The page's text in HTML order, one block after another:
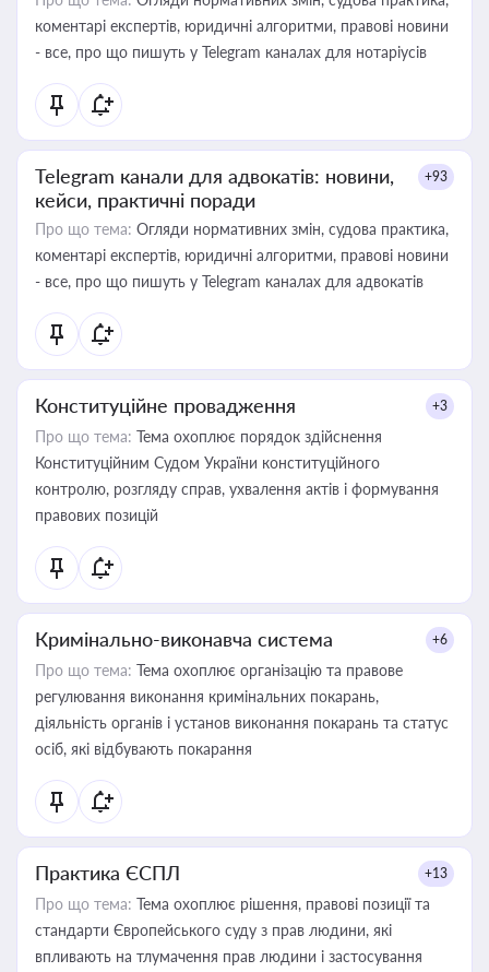
коментарі експертів, юридичні алгоритми, правові новини
- все, про що пишуть у Telegram каналах для нотаріусів
Telegram канали для адвокатів: новини,
кейси, практичні поради
+93
Про що тема: Огляди нормативних змін, судова практика,
коментарі експертів, юридичні алгоритми, правові новини
- все, про що пишуть у Telegram каналах для адвокатів
Конституційне провадження +3
Про що тема: Тема охоплює порядок здійснення
Конституційним Судом України конституційного
контролю, розгляду справ, ухвалення актів і формування
правових позицій
Кримінально-виконавча система +6
Про що тема: Тема охоплює організацію та правове
регулювання виконання кримінальних покарань,
діяльність органів і установ виконання покарань та статус
осіб, які відбувають покарання
Практика ЄСПЛ +13
Про що тема: Тема охоплює рішення, правові позиції та
стандарти Європейського суду з прав людини, які
впливають на тлумачення прав людини і застосування